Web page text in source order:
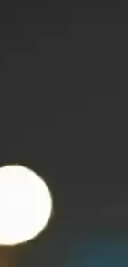
Micellar su,
Etkili